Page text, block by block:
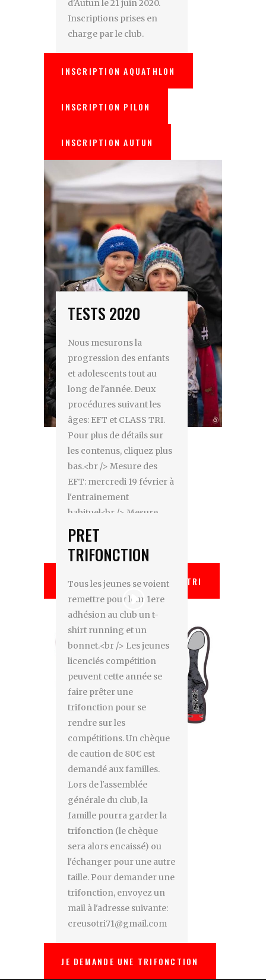
d'Autun le 21 juin 2020.
Inscriptions prises en
charge par le club.
INSCRIPTION AQUATHLON
INSCRIPTION PILON
INSCRIPTION AUTUN
TESTS 2020
Nous mesurons la
progression des enfants
et adolescents tout au
long de l'année. Deux
procédures suivant les
âges: EFT et CLASS TRI.
Pour plus de détails sur
les contenus, cliquez plus
bas.<br /> Mesure des
EFT: mercredi 19 février à
l'entrainement
habituel<br /> Mesure
Class TRI: samedi 21 ,mars
à Beaune.
EFT 6-13 ANS CLASS TRI
PRET
TRIFONCTION
Tous les jeunes se voient
remettre pour leur 1ere
adhésion au club un t-
shirt running et un
bonnet.<br /> Les jeunes
licenciés compétition
peuvent cette année se
faire prêter une
trifonction pour se
rendre sur les
compétitions. Un chèque
de caution de 80€ est
demandé aux familles.
Lors de l'assemblée
générale du club, la
famille pourra garder la
trifonction (le chèque
sera alors encaissé) ou
l'échanger pour une autre
taille. Pour demander une
trifonction, envoyez un
mail à l'adresse suivante:
creusotri71@gmail.com
JE DEMANDE UNE TRIFONCTION